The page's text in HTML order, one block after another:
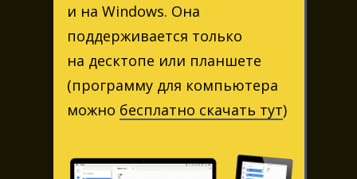
и на Windows. Она
поддерживается только
на десктопе или планшете
(программу для компьютера
можно бесплатно скачать тут)